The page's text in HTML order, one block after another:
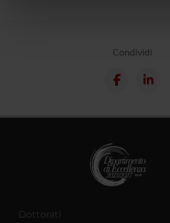
raccolto dal tuo utilizzo dei loro servizi.
Condividi
Dottorati